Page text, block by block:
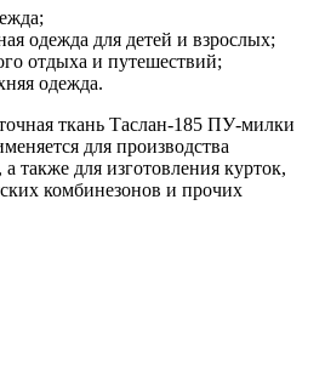
одежда для детей и взрослых;
отдыха и путешествий;
одежда.
ткань Таслан-185 ПУ-милки
для производства
также для изготовления курток,
комбинезонов и прочих